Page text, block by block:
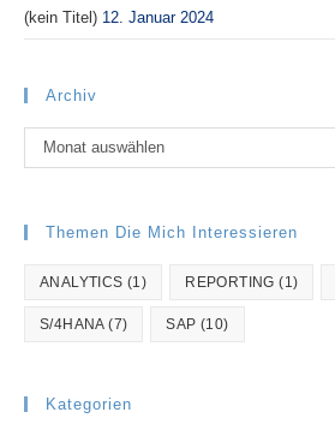
(kein Titel) 12. Januar 2024
Archiv
Archiv
Monat auswählen
Themen Die Mich Interessieren
ANALYTICS (1) REPORTING (1)
S/4HANA(7) SAP (10)
Kategorien